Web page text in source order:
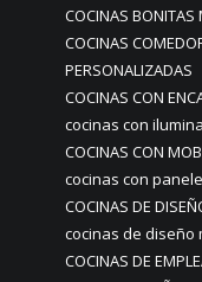
COCINAS BONITAS
COCINAS
PERSONALIZADAS
COCINAS CON
cocinas con
COCINAS CON
cocinas con
COCINAS DE
cocinas de diseño
COCINAS DE